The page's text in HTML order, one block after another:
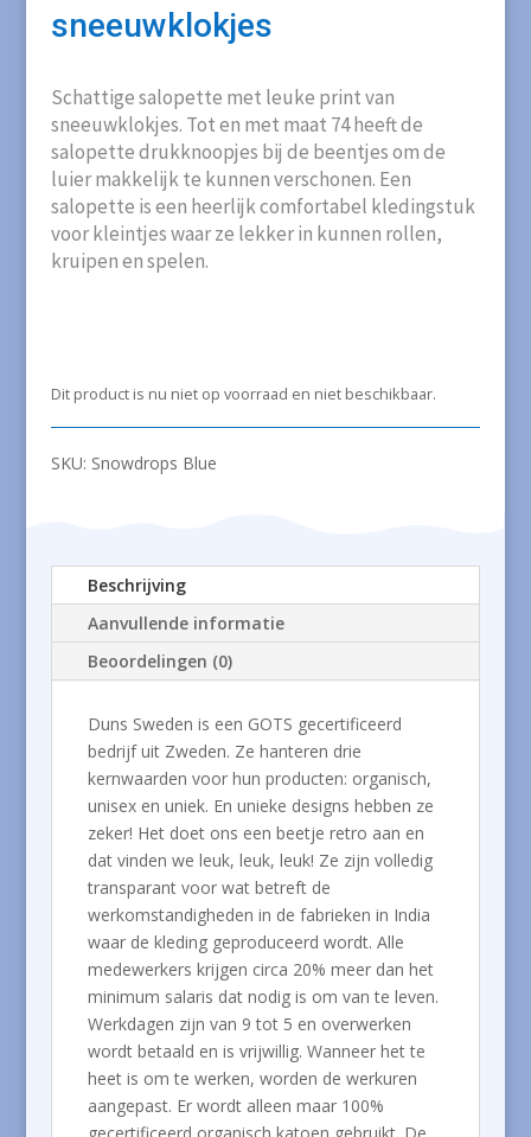
sneeuwklokjes
Schattige salopette met leuke print van
sneeuwklokjes. Tot en met maat 74 heeft de
salopette drukknoopjes bij de beentjes om de
luier makkelijk te kunnen verschonen. Een
salopette is een heerlijk comfortabel kledingstuk
voor kleintjes waar ze lekker in kunnen rollen,
kruipen en spelen.
Dit product is nu niet op voorraad en niet beschikbaar.
SKU: Snowdrops Blue
Beschrijving
Aanvullende informatie
Beoordelingen (0)
Duns Sweden is een GOTS gecertificeerd
bedrijf uit Zweden. Ze hanteren drie
kernwaarden voor hun producten: organisch,
unisex en uniek. En unieke designs hebben ze
zeker! Het doet ons een beetje retro aan en
dat vinden we leuk, leuk, leuk! Ze zijn volledig
transparant voor wat betreft de
werkomstandigheden in de fabrieken in India
waar de kleding geproduceerd wordt. Alle
medewerkers krijgen circa 20% meer dan het
minimum salaris dat nodig is om van te leven.
Werkdagen zijn van 9 tot 5 en overwerken
wordt betaald en is vrijwillig. Wanneer het te
heet is om te werken, worden de werkuren
aangepast. Er wordt alleen maar 100%